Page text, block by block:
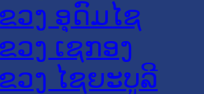
ວງ ອຸດົມໄຊ
ວງ ເຊກອງ
ວງ ໄຊຍະບູລີ